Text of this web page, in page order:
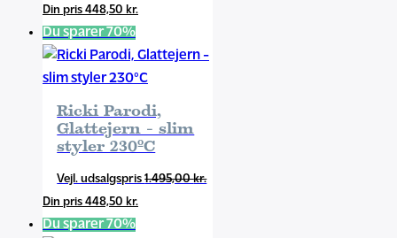
var:
448,50 kr.Den
pris
er:
448,50 kr..
Du sparer 70%
Ricki Parodi,
Glattejern - slim
styler 230ºC
1.495,00kr.Den
448,50 kr.Den
Du sparer 70%